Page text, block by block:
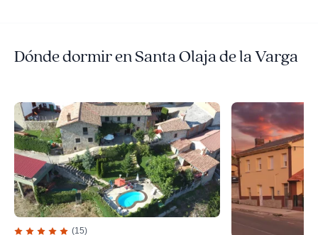
Dónde dormir en Santa Olaja de la Varga
(15)